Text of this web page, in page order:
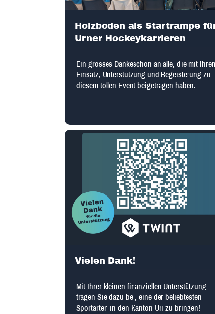
Holzboden als Startrampe
Urner Hockeykarrieren
Ein grosses Dankeschön an alle, die mit
Einsatz, Unterstützung und Begeisterung zu
diesem tollen Event beigetragen haben.
Vielen Dank!
Mit Ihrer kleinen finanziellen Unterstützung
tragen Sie dazu bei, eine der beliebtesten
Sportarten in den Kanton Uri zu bringen!